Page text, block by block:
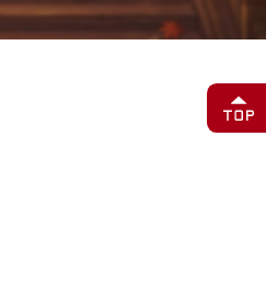
グインできません。あらかじめご
ていただける環境を提供するため
おかけしますが、ご理解とご協力